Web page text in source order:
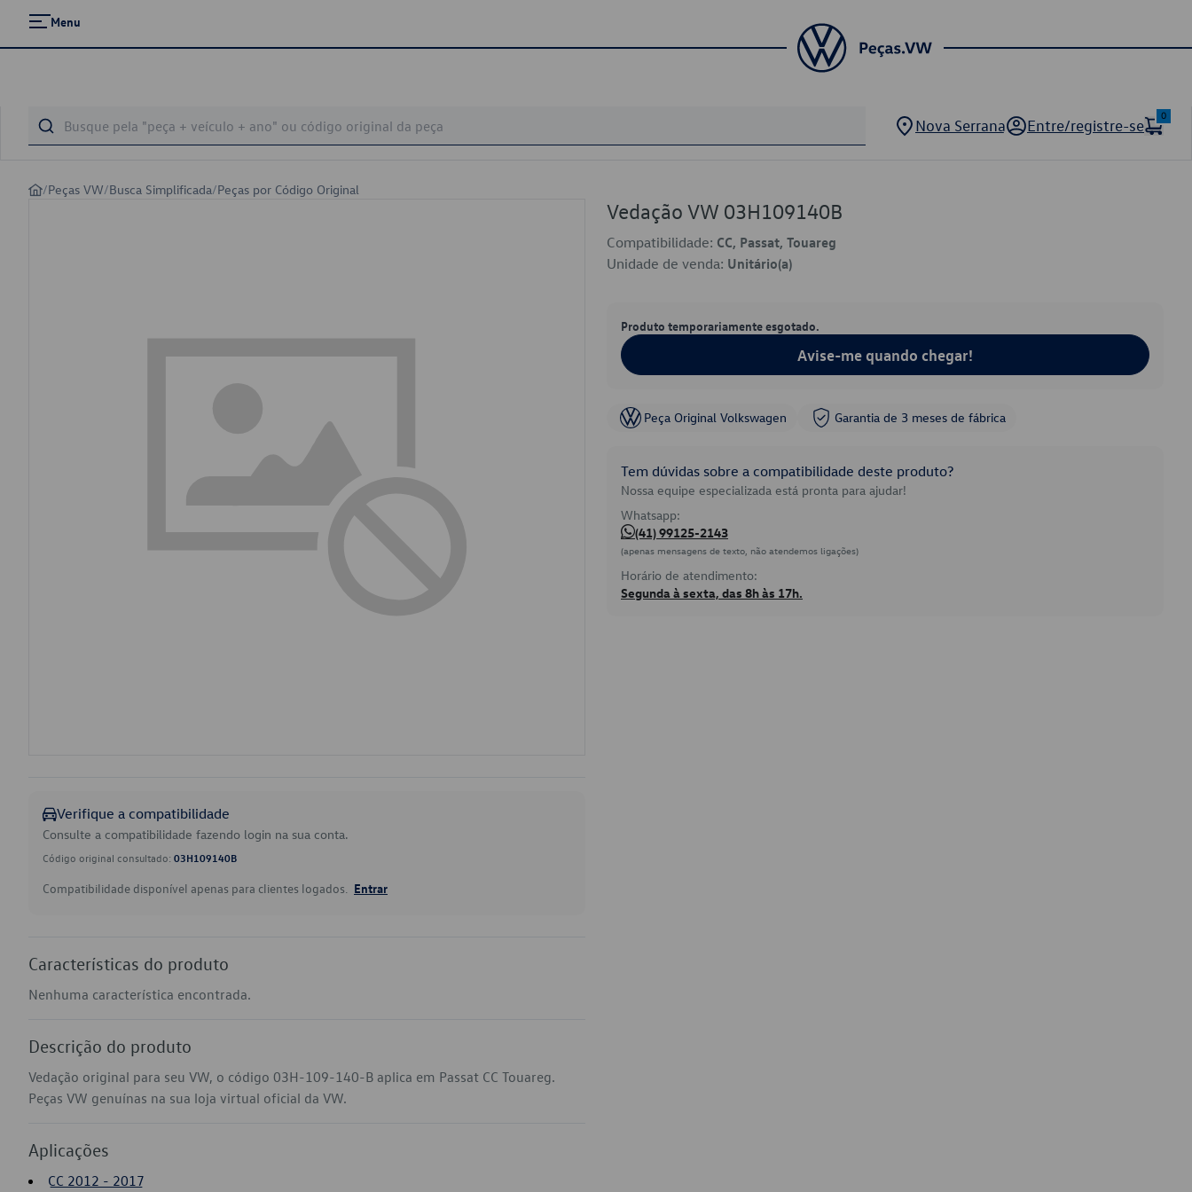
Menu
Nova Serrana Entre/registre-se
0
/Peças VW/Busca Simplificada/Peças por Código Original
Verifique a compatibilidade
Consulte a compatibilidade fazendo login na sua conta.
Código original consultado: 03H109140B
Compatibilidade disponível apenas para clientes logados. Entrar
Características do produto
Nenhuma característica encontrada.
Descrição do produto
Vedação original para seu VW, o código 03H-109-140-B aplica em Passat CC Touareg.
Peças VW genuínas na sua loja virtual oficial da VW.
Aplicações
CC 2012 - 2017
Vedação VW 03H109140B
Compatibilidade: CC, Passat, Touareg
Unidade de venda: Unitário(a)
Produto temporariamente esgotado.
Avise-me quando chegar!
Peça Original Volkswagen Garantia de 3 meses de fábrica
Tem dúvidas sobre a compatibilidade deste produto?
Nossa equipe especializada está pronta para ajudar!
Whatsapp:
(41) 99125-2143
(apenas mensagens de texto, não atendemos ligações)
Horário de atendimento:
Segunda à sexta, das 8h às 17h.